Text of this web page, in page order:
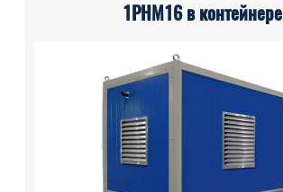
1РНМ16 в контейнере